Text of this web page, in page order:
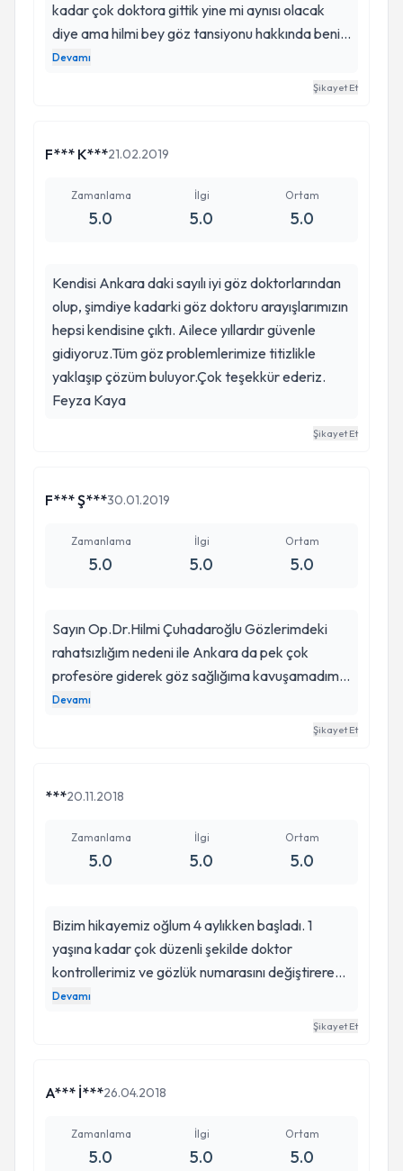
kadar çok doktora gittik yine mi aynısı olacak
diye ama hilmi bey göz tansiyonu hakkında beni
ve annemi aydınlattı Bu gerçekten çok önemliydi
benim ve annem için.. detaylı bir şekilde göz
aydınlatmamıştı. Doğru teşhis ve hastalarını
ÇUHADAROĞLU'na teşekkür ederiz
Devamı
Şikayet Et
F*** K***21.02.2019
Zamanlama
5.0
İlgi
5.0
Ortam
5.0
Kendisi Ankara daki sayılı iyi göz doktorlarından
olup, şimdiye kadarki göz doktoru arayışlarımızın
hepsi kendisine çıktı. Ailece yıllardır güvenle
gidiyoruz.Tüm göz problemlerimize titizlikle
yaklaşıp çözüm buluyor.Çok teşekkür ederiz.
Feyza Kaya
Şikayet Et
F*** Ş***30.01.2019
Zamanlama
5.0
İlgi
5.0
Ortam
5.0
Sayın Op.Dr.Hilmi Çuhadaroğlu Gözlerimdeki
rahatsızlığım nedeni ile Ankara da pek çok
profesöre giderek göz sağlığıma kavuşamadım.
Bir yakınımın tavsiyesi üzerine tarafınıza
başvurmam ile yaptığınız operasyon neticesinde
devamını dilerim. Saygılarımla Ayşe ŞEREFHAN.
Devamı
Şikayet Et
***20.11.2018
Zamanlama
5.0
İlgi
5.0
Ortam
5.0
Bizim hikayemiz oğlum 4 aylıkken başladı. 1
yaşına kadar çok düzenli şekilde doktor
kontrollerimiz ve gözlük numarasını değiştirerek
takip edildik ve düzelmesini ümit ettik. Ne yazık ki
şaşılığı artık geçmeyip bir de üzerine sağ gözü
ameliyat olmadı gerektiği konusunds fikir beyan
ya gösterdik. Hilmi hoca diğerlerinin aksine birini
ameliyat etmenin yeteceğini söylediğinde bir
Devamı
Şikayet Et
A*** İ***26.04.2018
Zamanlama
5.0
İlgi
5.0
Ortam
5.0